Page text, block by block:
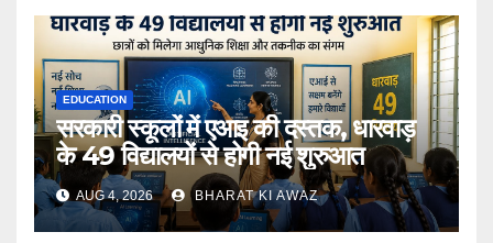
EDUCATION
सरकारी स्कूलों में एआइ की दस्तक, धारवाड़
के 49 विद्यालयों से होगी नई शुरुआत
AUG 4, 2026 BHARAT KI AWAZ